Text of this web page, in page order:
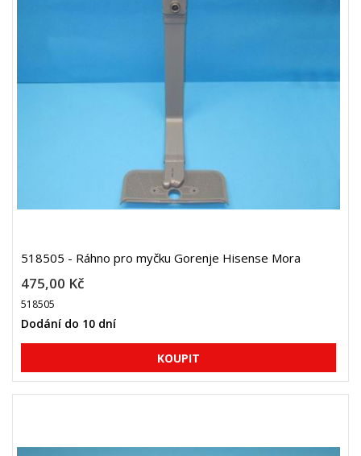
518505 - Ráhno pro myčku Gorenje Hisense Mora
475,00 Kč
518505
Dodání do 10 dní